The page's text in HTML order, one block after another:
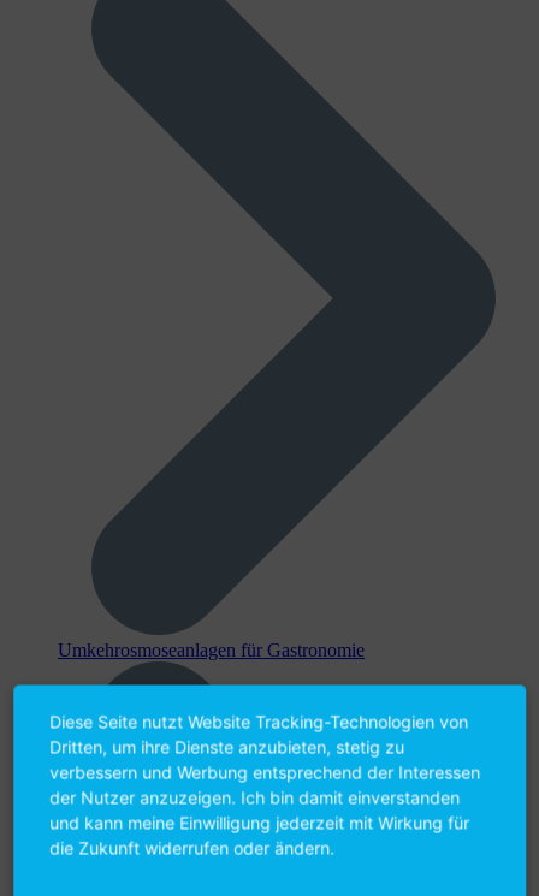
Umkehr­osmose­anlagen für Gastronomie
Diese Seite nutzt Website Tracking-Technologien von
Dritten, um ihre Dienste anzubieten, stetig zu
verbessern und Werbung entsprechend der Interessen
der Nutzer anzuzeigen. Ich bin damit einverstanden
und kann meine Einwilligung jederzeit mit Wirkung für
die Zukunft widerrufen oder ändern.